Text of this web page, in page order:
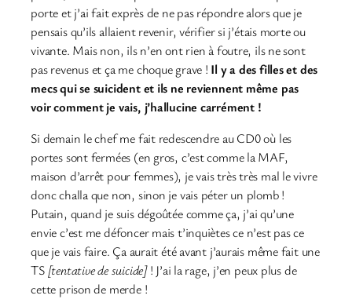
porte et j’ai fait exprès de ne pas répondre alors que je
pensais qu’ils allaient revenir, vérifier si j’étais morte ou
vivante. Mais non, ils n’en ont rien à foutre, ils ne sont
pas revenus et ça me choque grave ! Il y a des filles et des
mecs qui se suicident et ils ne reviennent même pas
voir comment je vais, j’hallucine carrément !
Si demain le chef me fait redescendre au CD0 où les
portes sont fermées (en gros, c’est comme la MAF,
maison d’arrêt pour femmes), je vais très très mal le vivre
donc challa que non, sinon je vais péter un plomb !
Putain, quand je suis dégoûtée comme ça, j’ai qu’une
envie c’est me défoncer mais t’inquiètes ce n’est pas ce
que je vais faire. Ça aurait été avant j’aurais même fait une
TS [tentative de suicide]! J’ai la rage, j’en peux plus de
cette prison de merde !